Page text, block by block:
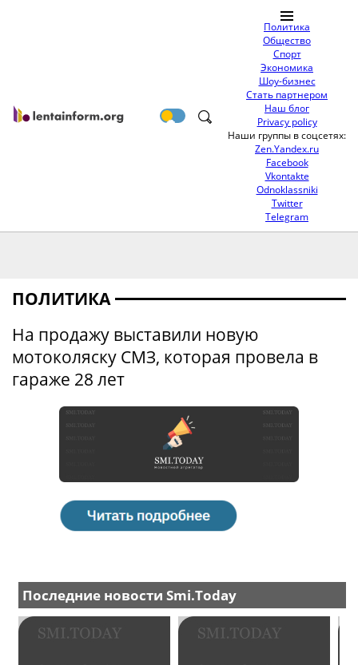
Политика
Общество
Спорт
Экономика
Шоу-бизнес
Стать партнером
Наш блог
Privacy policy
Наши группы в соцсетях:
Zen.Yandex.ru
Facebook
Vkontakte
Odnoklassniki
Twitter
Telegram
ПОЛИТИКА
На продажу выставили новую
мотоколяску СМЗ, которая провела в
гараже 28 лет